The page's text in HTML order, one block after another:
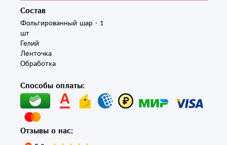
Состав
Фольгированный шар - 1
шт
Гелий
Ленточка
Обработка
Способы оплаты:
Отзывы о нас: